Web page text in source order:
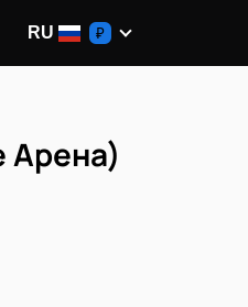
RU ₽
Арена)